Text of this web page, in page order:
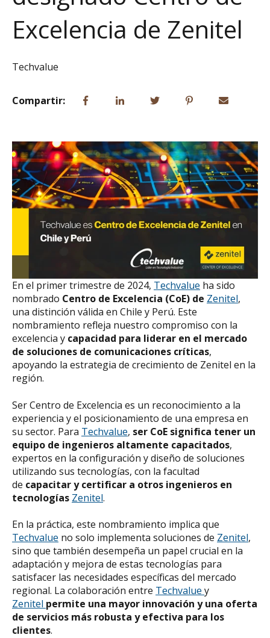
Excelencia de Zenitel
Techvalue
Compartir:
En el primer trimestre de 2024, Techvalue ha sido
nombrado Centro de Excelencia (CoE) de Zenitel,
una distinción válida en Chile y Perú. Este
nombramiento refleja nuestro compromiso con la
excelencia y capacidad para liderar en el mercado
de soluciones de comunicaciones críticas,
apoyando la estrategia de crecimiento de Zenitel en la
región.
Ser Centro de Excelencia es un reconocimiento a la
experiencia y el posicionamiento de una empresa en
su sector. Para Techvalue, ser CoE significa tener un
equipo de ingenieros altamente capacitados,
expertos en la configuración y diseño de soluciones
utilizando sus tecnologías, con la facultad
de capacitar y certificar a otros ingenieros en
tecnologías Zenitel.
En la práctica, este nombramiento implica que
Techvalue no solo implementa soluciones de Zenitel,
sino que también desempeña un papel crucial en la
adaptación y mejora de estas tecnologías para
satisfacer las necesidades específicas del mercado
regional. La colaboración entre Techvalue y
Zenitel permite una mayor innovación y una oferta
de servicios más robusta y efectiva para los
clientes.